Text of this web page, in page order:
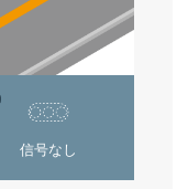
信号なし